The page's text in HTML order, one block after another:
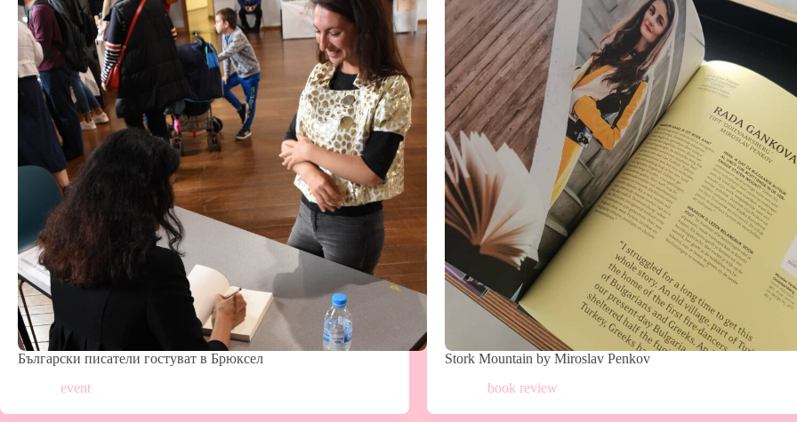
Български писатели гостуват в Брюксел
event
Stork Mountain by Miroslav Penkov
book review